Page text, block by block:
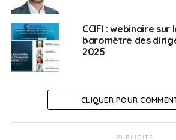
Weena Truscelli
CCIFI : webinaire
baromètre des
2025
CLIQUER POUR
PUBLICITÉ